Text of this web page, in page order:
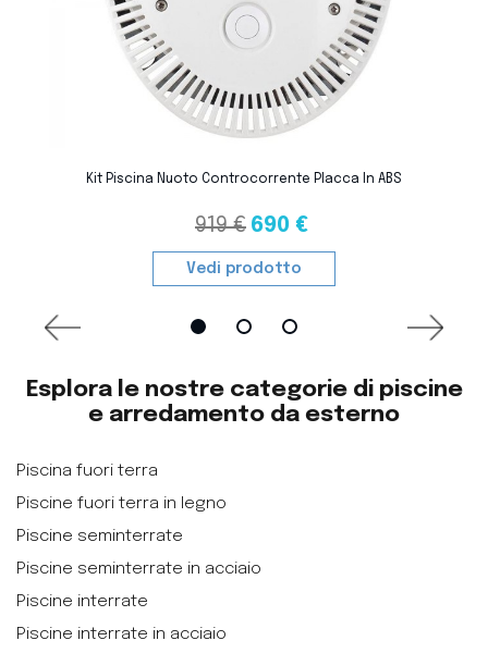
Kit Piscina Nuoto Controcorrente Placca In ABS
919 € 690 €
Vedi prodotto
Esplora le nostre categorie di piscine
e arredamento da esterno
Piscina fuori terra
Piscine fuori terra in legno
Piscine seminterrate
Piscine seminterrate in acciaio
Piscine interrate
Piscine interrate in acciaio